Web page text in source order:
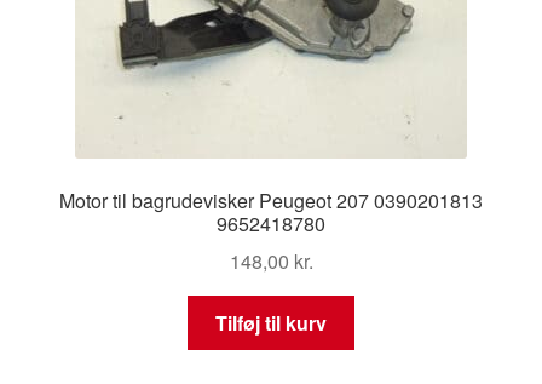
Motor til bagrudevisker Peugeot 207 0390201813
9652418780
148,00 kr.
Tilføj til kurv